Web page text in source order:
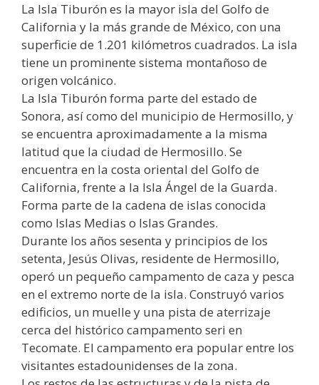
La Isla Tiburón es la mayor isla del Golfo de
California y la más grande de México, con una
superficie de 1.201 kilómetros cuadrados. La isla
tiene un prominente sistema montañoso de
origen volcánico.
La Isla Tiburón forma parte del estado de
Sonora, así como del municipio de Hermosillo, y
se encuentra aproximadamente a la misma
latitud que la ciudad de Hermosillo. Se
encuentra en la costa oriental del Golfo de
California, frente a la Isla Ángel de la Guarda.
Forma parte de la cadena de islas conocida
como Islas Medias o Islas Grandes.
Durante los años sesenta y principios de los
setenta, Jesús Olivas, residente de Hermosillo,
operó un pequeño campamento de caza y pesca
en el extremo norte de la isla. Construyó varios
edificios, un muelle y una pista de aterrizaje
cerca del histórico campamento seri en
Tecomate. El campamento era popular entre los
visitantes estadounidenses de la zona.